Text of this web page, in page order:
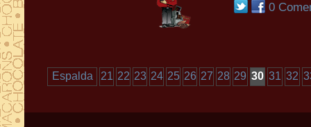
0
Espalda 21 22 23 24 25 26 27 28 29 30 31 32